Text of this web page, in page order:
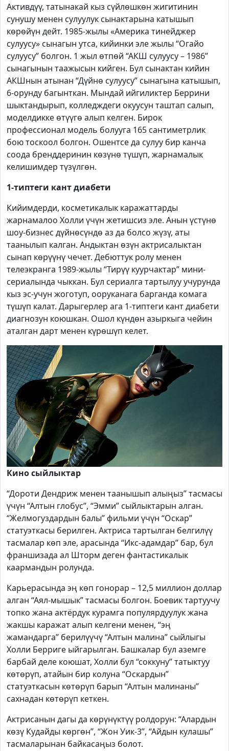
Активдүү, татынакай кыз сүйлөшкөн жигитинин
сунушу менен сулуулук сынактарына катышып
көрөйүн дейт. 1985-жылы «Америка тинейджер
сулуусу» сынагын утса, кийинки эле жылы “Огайо
сулуусу” болгон. 1 жыл өтпөй “АКШ сулуусу – 1986”
сынагынын таажысын кийген. Бул сынактан кийин
АКШнын атынан “Дүйнө сулуусу” сынагына катышып,
6-орунду багынткан. Мындай ийгиликтер Беррини
шыктандырып, колледждеги окуусун таштап салып,
моделдикке өтүүгө алып келген. Бирок
профессионал модель болууга 165 сантиметрлик
бою тоскоол болгон. Ошентсе да сулуу бир канча
соода бренддеринин көзүнө түшүп, жарнамалык
келишимдер түзүлгөн.
1-типтеги кант диабети
Кийимдерди, косметикалык каражаттарды
жарнамалоо Холли үчүн жетишсиз эле. Анын үстүнө
шоу-бизнес дүйнөсүндө аз да болсо жүзү, аты
таанылып калган. Андыктан өзүн актрисалыктан
сынап көрүүнү чечет. Дебюттук ролу менен
телеэкранга 1989-жылы “Тирүү куурчактар” мини-
сериалында чыккан. Бул сериалга тартылуу учурунда
кыз эс-учун жоготуп, ооруканага барганда комага
түшүп калат. Дарыгерлер ага 1-типтеги кант диабети
диагнозун коюшкан. Ошол күндөн азыркыга чейин
аталган дарт менен күрөшүп келет.
Кино сыйлыктар
“Дороти Дендриж менен таанышып алыңыз” тасмасы
үчүн “Алтын глобус”, “Эмми” сыйлыктарын алган.
“Желмогуздардын балы” фильми үчүн “Оскар”
статуэткасы берилген. Актриса тартылган белгилүү
тасмалар көп эле, арасында “Икс-адамдар” бар, бул
франшизада ал Шторм деген фантастикалык
каармандын ролунда.
Карьерасында эң көп гонорар – 12,5 миллион доллар
алган “Аял-мышык” тасмасы болгон. Боевик тартуучу
топко жана актёрдук курамга популярдуулук жана
жакшы каражат алып келгени менен, “эң
жамандарга” берилүүчү “Алтын малина” сыйлыгы
Холли Берриге ыйгарылган. Башкалар бул аземге
барбай деле коюшат, Холли бул “соккуну” татыктуу
көтөрүп, атайын бир колуна “Оскардын”
статуэткасын көтөрүп барып “Алтын малинаны”
сахнадан көтөрүп кеткен.
Актрисанын дагы да көрүнүктүү ролдорун: “Алардын
көзү Кудайды көргөн”, “Жон Уик-3”, “Айдын кулашы”
тасмаларынан байкасаңыз болот.